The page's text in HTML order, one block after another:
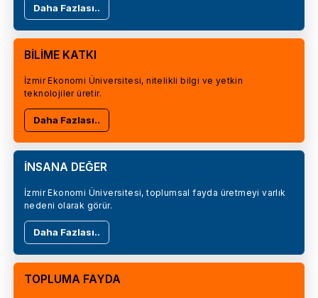
Daha Fazlası..
BİLİME KATKI
İzmir Ekonomi Üniversitesi, nitelikli bilgi ve yetkin
teknolojiler üretir.
Daha Fazlası..
İNSANA DEĞER
İzmir Ekonomi Üniversitesi, toplumsal fayda üretmeyi varlık
nedeni olarak görür.
Daha Fazlası..
TOPLUMA FAYDA